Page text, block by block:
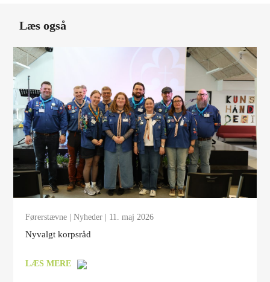
Læs også
Førerstævne |Nyheder | 11. maj 2026
Nyvalgt korpsråd
LÆS MERE